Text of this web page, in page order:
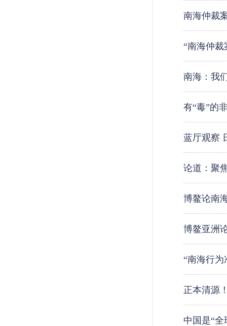
南海仲裁
“南海仲
南海：我
有“毒”的
蓝厅观察
论道：聚
博鳌论南
博鳌亚洲
“南海行
正本清源
中国是“